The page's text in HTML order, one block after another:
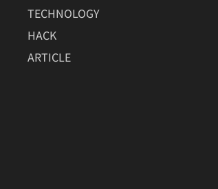
TECHNOLOGY
HACK
ARTICLE